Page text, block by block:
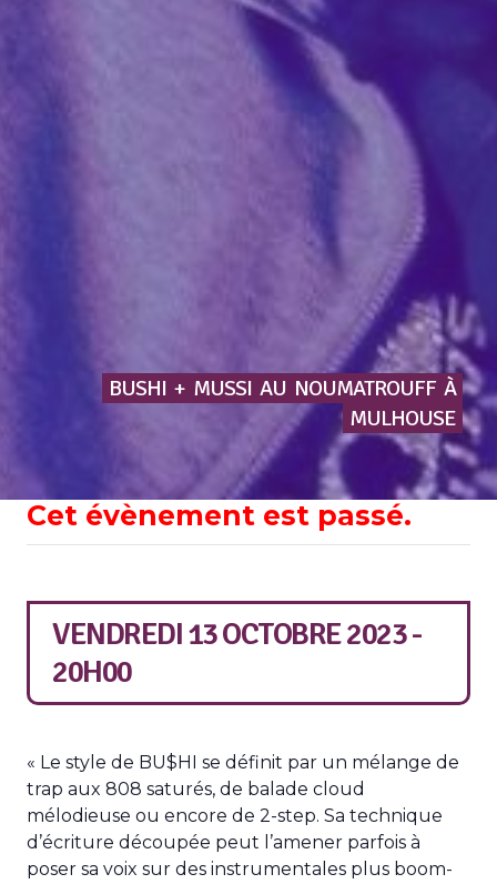
BUSHI + MUSSI AU NOUMATROUFF À
MULHOUSE
Cet évènement est passé.
VENDREDI 13 OCTOBRE 2023 -
20H00
« Le style de BU$HI se définit par un mélange de
trap aux 808 saturés, de balade cloud
mélodieuse ou encore de 2-step. Sa technique
d’écriture découpée peut l’amener parfois à
poser sa voix sur des instrumentales plus boom-